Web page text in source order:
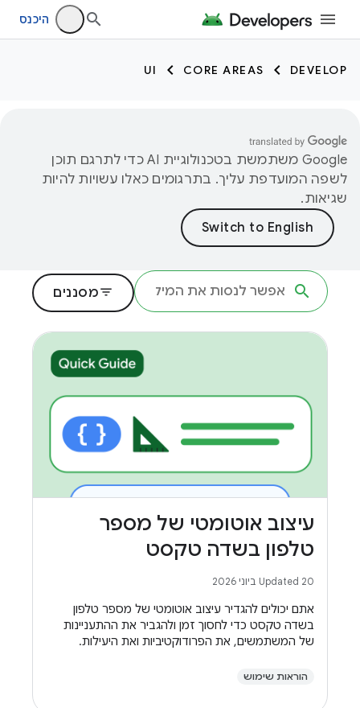
היכנס
DEVELOP
CORE AREAS
UI
‫Google משתמשת בטכנולוגיית AI כדי לתרגם תוכן
לשפה המועדפת עליך. בתרגומים כאלו עשויות להיות
שגיאות.
filter_listמסננים
עיצוב אוטומטי של מספר
טלפון בשדה טקסט
Updated 20 ביוני 2026
אתם יכולים להגדיר עיצוב אוטומטי של מספר טלפון
בשדה טקסט כדי לחסוך זמן ולהגביר את ההתעניינות
של המשתמשים, את הפרודוקטיביות ואת היעילות.
הוראות שימוש